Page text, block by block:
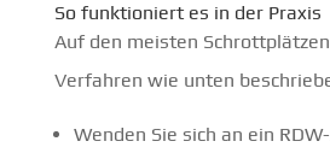
So funktioniert es in der Praxis
Auf den meisten
Verfahren wie unten
Wenden Sie sich an ein